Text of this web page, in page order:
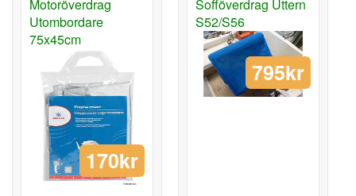
Motoröverdrag
Utombordare
75x45cm
170kr
Sofföverdrag Uttern
S52/S56
795kr